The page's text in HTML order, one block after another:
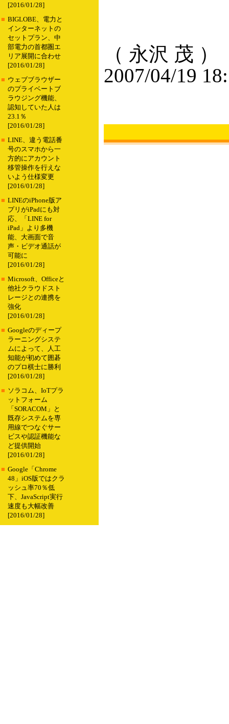
[2016/01/28]
■ BIGLOBE、電力と
インターネットの
セットプラン、中
部電力の首都圏エ
リア展開に合わせ
[2016/01/28]
■ ウェブブラウザー
のプライベートブ
ラウジング機能、
認知していた人は
23.1％
[2016/01/28]
■ LINE、違う電話番
号のスマホから一
方的にアカウント
移管操作を行えな
いよう仕様変更
[2016/01/28]
■ LINEのiPhone版ア
プリがiPadにも対
応、「LINE for
iPad」より多機
能、大画面で音
声・ビデオ通話が
可能に
[2016/01/28]
■ Microsoft、Officeと
他社クラウドスト
レージとの連携を
強化
[2016/01/28]
■ Googleのディープ
ラーニングシステ
ムによって、人工
知能が初めて囲碁
のプロ棋士に勝利
[2016/01/28]
■ ソラコム、IoTプラ
ットフォーム
「SORACOM」と
既存システムを専
用線でつなぐサー
ビスや認証機能な
ど提供開始
[2016/01/28]
■ Google「Chrome
48」iOS版ではクラ
ッシュ率70％低
下、JavaScript実行
速度も大幅改善
[2016/01/28]
（ 永沢 茂 ）
2007/04/19